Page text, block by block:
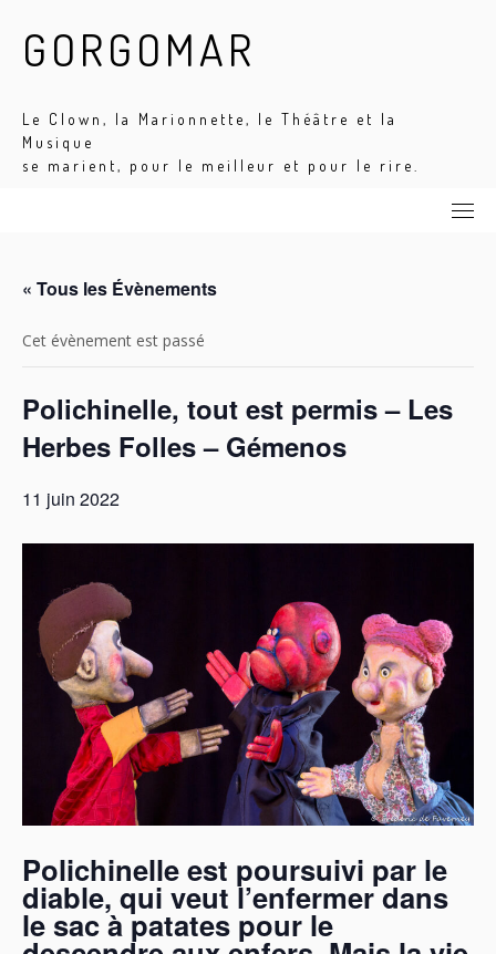
content
GORGOMAR
Le Clown, la Marionnette, le Théâtre et la
Musique
se marient, pour le meilleur et pour le rire.
« Tous les Évènements
Cet évènement est passé
Polichinelle, tout est permis – Les
Herbes Folles – Gémenos
11 juin 2022
Polichinelle est poursuivi par le
diable, qui veut l’enfermer dans
le sac à patates pour le